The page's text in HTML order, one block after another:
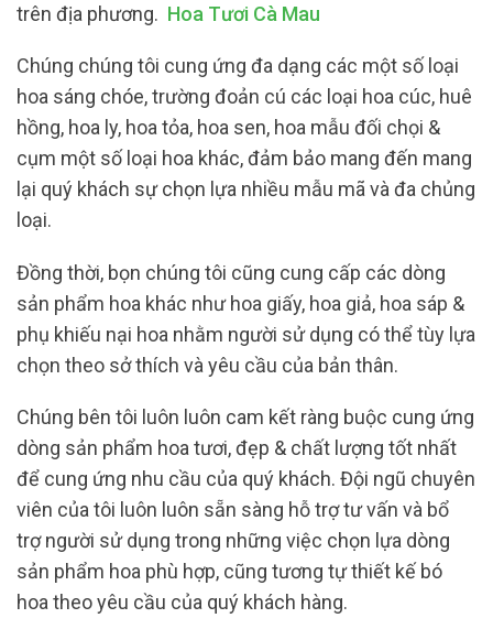
trên địa phương. Hoa Tươi Cà Mau
Chúng chúng tôi cung ứng đa dạng các một số loại
hoa sáng chóe, trường đoản cú các loại hoa cúc, huê
hồng, hoa ly, hoa tỏa, hoa sen, hoa mẫu đối chọi &
cụm một số loại hoa khác, đảm bảo mang đến mang
lại quý khách sự chọn lựa nhiều mẫu mã và đa chủng
loại.
Đồng thời, bọn chúng tôi cũng cung cấp các dòng
sản phẩm hoa khác như hoa giấy, hoa giả, hoa sáp &
phụ khiếu nại hoa nhằm người sử dụng có thể tùy lựa
chọn theo sở thích và yêu cầu của bản thân.
Chúng bên tôi luôn luôn cam kết ràng buộc cung ứng
dòng sản phẩm hoa tươi, đẹp & chất lượng tốt nhất
để cung ứng nhu cầu của quý khách. Đội ngũ chuyên
viên của tôi luôn luôn sẵn sàng hỗ trợ tư vấn và bổ
trợ người sử dụng trong những việc chọn lựa dòng
sản phẩm hoa phù hợp, cũng tương tự thiết kế bó
hoa theo yêu cầu của quý khách hàng.